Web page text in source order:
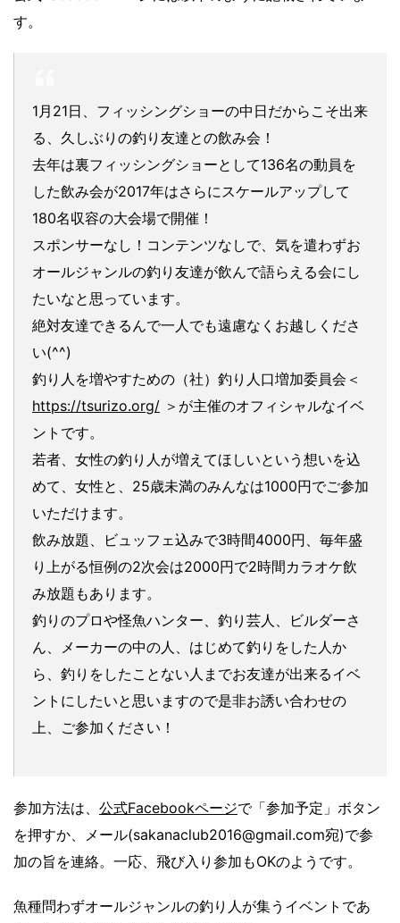
す。
1月21日、フィッシングショーの中日だからこそ出来
る、久しぶりの釣り友達との飲み会！
去年は裏フィッシングショーとして136名の動員を
した飲み会が2017年はさらにスケールアップして
180名収容の大会場で開催！
スポンサーなし！コンテンツなしで、気を遣わずお
オールジャンルの釣り友達が飲んで語らえる会にし
たいなと思っています。
絶対友達できるんで一人でも遠慮なくお越しくださ
い(^^)
釣り人を増やすための（社）釣り人口増加委員会＜
https://tsurizo.org/ ＞が主催のオフィシャルなイベ
ントです。
若者、女性の釣り人が増えてほしいという想いを込
めて、女性と、25歳未満のみんなは1000円でご参加
いただけます。
飲み放題、ビュッフェ込みで3時間4000円、毎年盛
り上がる恒例の2次会は2000円で2時間カラオケ飲
み放題もあります。
釣りのプロや怪魚ハンター、釣り芸人、ビルダーさ
ん、メーカーの中の人、はじめて釣りをした人か
ら、釣りをしたことない人までお友達が出来るイベ
ントにしたいと思いますので是非お誘い合わせの
上、ご参加ください！
参加方法は、 公式Facebookページで「参加予定」ボタン
を押すか、メール(sakanaclub2016@gmail.com宛)で参
加の旨を連絡。一応、飛び入り参加もOKのようです。
魚種問わずオールジャンルの釣り人が集うイベントであ